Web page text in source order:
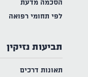
הסכמה מדעת
לפי תחומי רפואה
תביעות נזיקין
תאונות דרכים